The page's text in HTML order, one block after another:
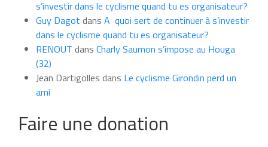
s’investir dans le cyclisme quand tu es organisateur?
Guy Dagot dans A quoi sert de continuer à s’investir
dans le cyclisme quand tu es organisateur?
RENOUT dans Charly Saumon s’impose au Houga
(32)
Jean Dartigolles dans Le cyclisme Girondin perd un
ami
Faire une donation